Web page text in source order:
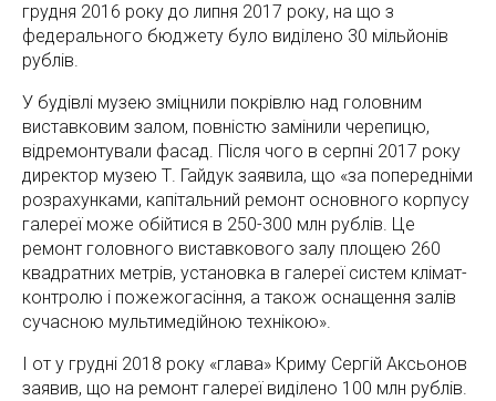
грудня 2016 року до липня 2017 року, на що з
федерального бюджету було виділено 30 мільйонів
рублів.
У будівлі музею зміцнили покрівлю над головним
виставковим залом, повністю замінили черепицю,
відремонтували фасад. Після чого в серпні 2017 року
директор музею Т. Гайдук заявила, що «за попередніми
розрахунками, капітальний ремонт основного корпусу
галереї може обійтися в 250-300 млн рублів. Це
ремонт головного виставкового залу площею 260
квадратних метрів, установка в галереї систем клімат-
контролю і пожежогасіння, а також оснащення залів
сучасною мультимедійною технікою».
І от у грудні 2018 року «глава» Криму Сергій Аксьонов
заявив, що на ремонт галереї виділено 100 млн рублів.